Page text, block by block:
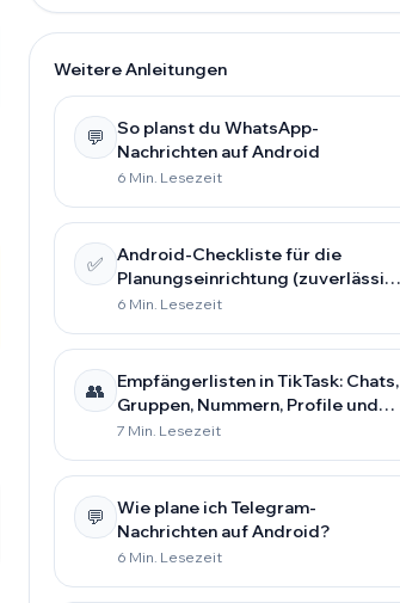
Weitere Anleitungen
💬
So planst du WhatsApp-
Nachrichten auf Android
6 Min. Lesezeit
✅
Android-Checkliste für die
Planungseinrichtung (zuverlässig
auf allen Smartphones)
6 Min. Lesezeit
👥
Empfängerlisten in TikTask: Chats,
Gruppen, Nummern, Profile und
mehr speichern
7 Min. Lesezeit
💬
Wie plane ich Telegram-
Nachrichten auf Android?
6 Min. Lesezeit